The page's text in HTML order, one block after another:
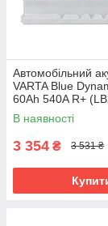
Автомобільний
VARTA Blue
60Ah 540A R+
В наявності
3 354 ₴ 3 531 ₴